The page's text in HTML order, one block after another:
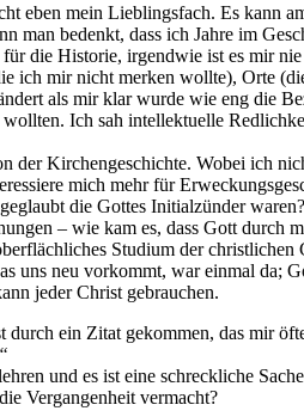
eben mein Lieblingsfach. Es kann
man bedenkt, dass ich Jahre im
die Historie, irgendwie ist es mir
ich mir nicht merken wollte), Orte
als mir klar wurde wie eng die
wollten. Ich sah intellektuelle
der Kirchengeschichte. Wobei ich
mich mehr für
die Gottes Initialzünder
– wie kam es, dass Gott
Studium der
uns neu vorkommt, war einmal da;
jeder Christ gebrauchen.
durch ein Zitat gekommen, das mir
und es ist eine schreckliche
Vergangenheit vermacht?